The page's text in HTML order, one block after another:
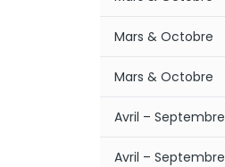
Mars & Octobre
Mars & Octobre
Avril – Septembre
Avril – Septembre